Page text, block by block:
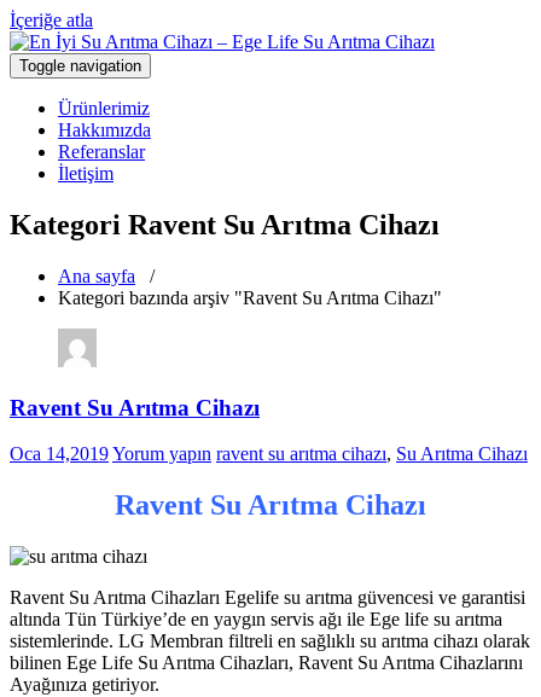
İçeriğe atla
En İyi Su Arıtma Cihazı – Ege Life Su
Arıtma Cihazı
Türkiye'nin En Güvenilir Markası Ege Life
Toggle navigation
Ürünlerimiz
Hakkımızda
Referanslar
İletişim
Kategori Ravent Su Arıtma Cihazı
Ana sayfa /
Kategori bazında arşiv "Ravent Su Arıtma Cihazı"
Ravent Su Arıtma Cihazı
Oca 14,2019Yorum yapın ravent su arıtma cihazı, Su Arıtma Cihazı
Ravent Su Arıtma Cihazı
Ravent Su Arıtma Cihazları Egelife su arıtma güvencesi ve garantisi
altında Tün Türkiye’de en yaygın servis ağı ile Ege life su arıtma
sistemlerinde. LG Membran filtreli en sağlıklı su arıtma cihazı olarak
bilinen Ege Life Su Arıtma Cihazları, Ravent Su Arıtma Cihazlarını
Ayağınıza getiriyor.